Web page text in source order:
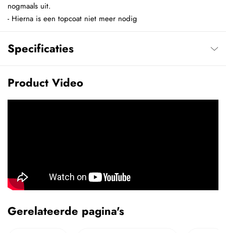
nogmaals uit.
- Hierna is een topcoat niet meer nodig
Specificaties
Product Video
Gerelateerde pagina's